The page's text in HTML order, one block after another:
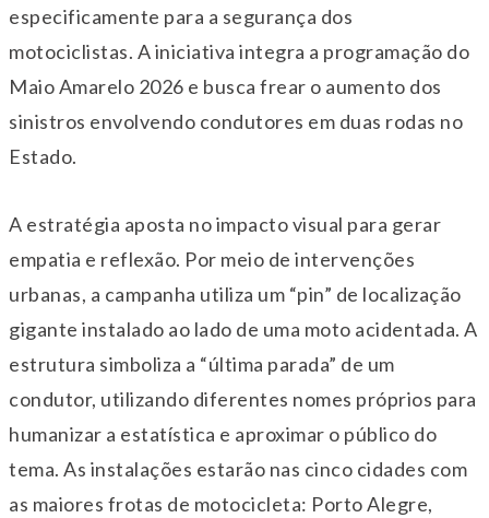
especificamente para a segurança dos
motociclistas. A iniciativa integra a programação do
Maio Amarelo 2026 e busca frear o aumento dos
sinistros envolvendo condutores em duas rodas no
Estado.
A estratégia aposta no impacto visual para gerar
empatia e reflexão. Por meio de intervenções
urbanas, a campanha utiliza um “pin” de localização
gigante instalado ao lado de uma moto acidentada. A
estrutura simboliza a “última parada” de um
condutor, utilizando diferentes nomes próprios para
humanizar a estatística e aproximar o público do
tema. As instalações estarão nas cinco cidades com
as maiores frotas de motocicleta: Porto Alegre,